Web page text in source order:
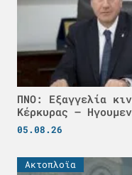
ΠΝΟ: Εξαγγελία
Κέρκυρας –
05.08.26
Ακτοπλοϊα